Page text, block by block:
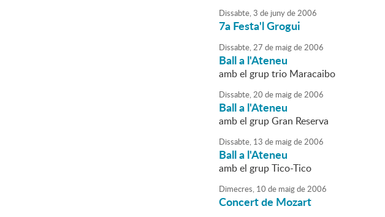
Dissabte,3 de junyde2006
7a Festa'l Grogui
Dissabte,27 de maigde2006
Ball a l'Ateneu
amb el grup trio Maracaibo
Dissabte,20 de maigde2006
Ball a l'Ateneu
amb el grup Gran Reserva
Dissabte, 13 de maigde2006
Ball a l'Ateneu
amb el grup Tico-Tico
Dimecres, 10 de maigde2006
Concert de Mozart